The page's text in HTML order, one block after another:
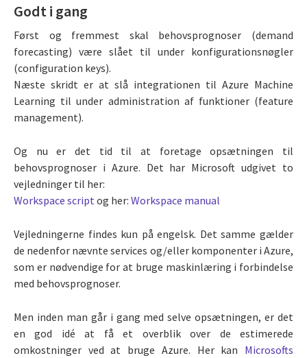
Godt i gang
Først og fremmest skal behovsprognoser (demand
forecasting) være slået til under konfigurationsnøgler
(configuration keys).
Næste skridt er at slå integrationen til Azure Machine
Learning til under administration af funktioner (feature
management).
Og nu er det tid til at foretage opsætningen til
behovsprognoser i Azure. Det har Microsoft udgivet to
vejledninger til her:
Workspace script og her: Workspace manual
Vejledningerne findes kun på engelsk. Det samme gælder
de nedenfor nævnte services og/eller komponenter i Azure,
som er nødvendige for at bruge maskinlæring i forbindelse
med behovsprognoser.
Men inden man går i gang med selve opsætningen, er det
en god idé at få et overblik over de estimerede
omkostninger ved at bruge Azure. Her kan Microsofts